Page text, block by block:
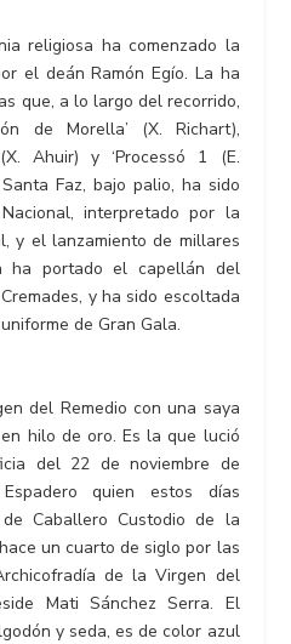
religiosa ha comenzado la
el deán Ramón Egío. La ha
que, a lo largo del recorrido,
de Morella’ (X. Richart),
Ahuir) y ‘Processó 1 (E.
Faz, bajo palio, ha sido
interpretado por la
y el lanzamiento de millares
ha portado el capellán del
y ha sido escoltada
de Gran Gala.
del Remedio con una saya
hilo de oro. Es la que lució
del 22 de noviembre de
quien estos días
Caballero Custodio de la
un cuarto de siglo por las
de la Virgen del
Mati Sánchez Serra. El
y seda, es de color azul